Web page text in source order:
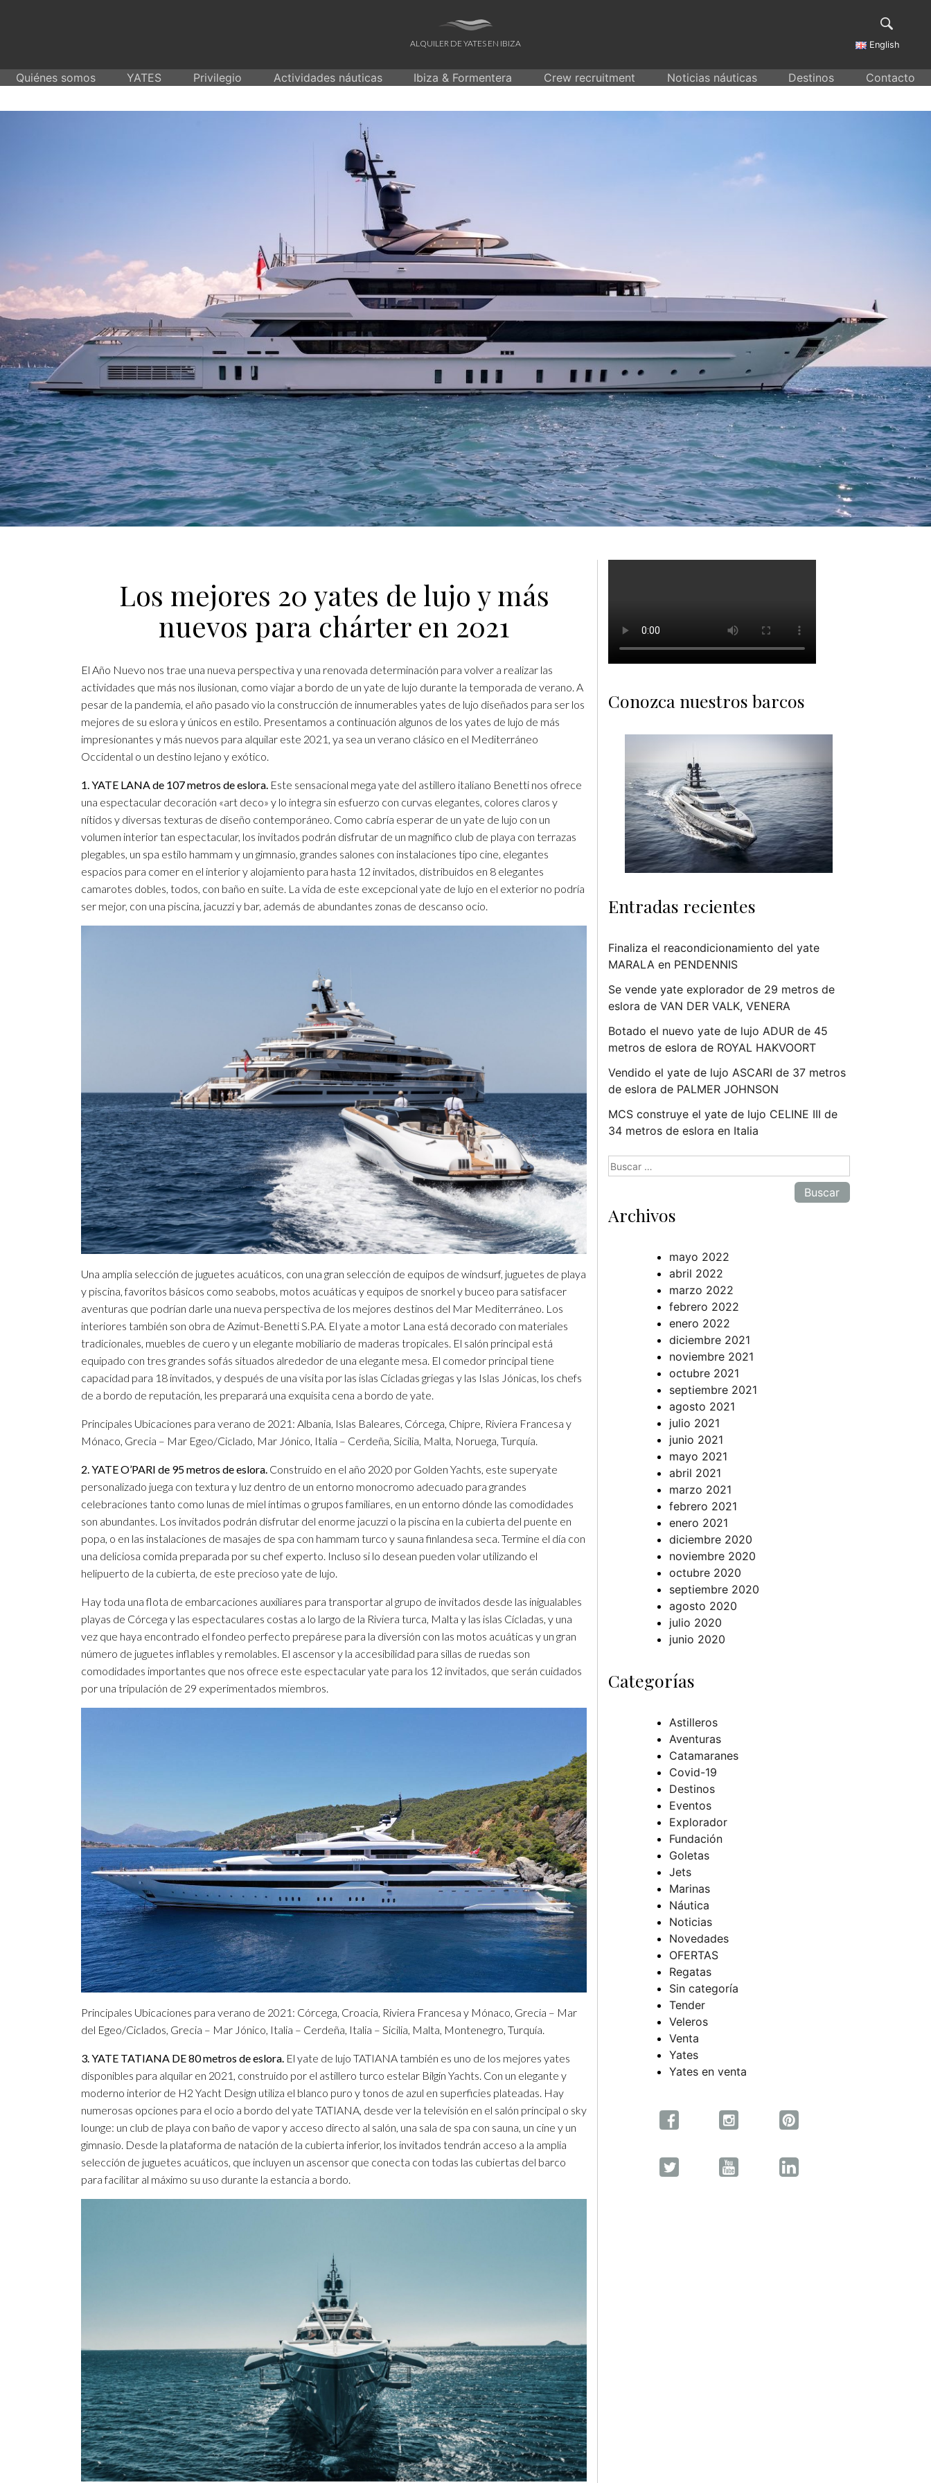
ALQUILER DE YATES EN IBIZA English
Quiénes somos YATES Privilegio Actividades náuticas Ibiza & Formentera Crew recruitment Noticias náuticas Destinos Contacto
Los mejores 20 yates de lujo y más
nuevos para chárter en 2021
El Año Nuevo nos trae una nueva perspectiva y una renovada determinación para volver a realizar las
actividades que más nos ilusionan, como viajar a bordo de un yate de lujo durante la temporada de verano. A
pesar de la pandemia, el año pasado vio la construcción de innumerables yates de lujo diseñados para ser los
mejores de su eslora y únicos en estilo. Presentamos a continuación algunos de los yates de lujo de más
impresionantes y más nuevos para alquilar este 2021, ya sea un verano clásico en el Mediterráneo
Occidental o un destino lejano y exótico.
1. YATE LANA de 107 metros de eslora. Este sensacional mega yate del astillero italiano Benetti nos ofrece
una espectacular decoración «art deco» y lo integra sin esfuerzo con curvas elegantes, colores claros y
nítidos y diversas texturas de diseño contemporáneo. Como cabría esperar de un yate de lujo con un
volumen interior tan espectacular, los invitados podrán disfrutar de un magnífico club de playa con terrazas
plegables, un spa estilo hammam y un gimnasio, grandes salones con instalaciones tipo cine, elegantes
espacios para comer en el interior y alojamiento para hasta 12 invitados, distribuidos en 8 elegantes
camarotes dobles, todos, con baño en suite. La vida de este excepcional yate de lujo en el exterior no podría
ser mejor, con una piscina, jacuzzi y bar, además de abundantes zonas de descanso ocio.
Una amplia selección de juguetes acuáticos, con una gran selección de equipos de windsurf, juguetes de playa
y piscina, favoritos básicos como seabobs, motos acuáticas y equipos de snorkel y buceo para satisfacer
aventuras que podrían darle una nueva perspectiva de los mejores destinos del Mar Mediterráneo. Los
interiores también son obra de Azimut-Benetti S.P.A. El yate a motor Lana está decorado con materiales
tradicionales, muebles de cuero y un elegante mobiliario de maderas tropicales. El salón principal está
equipado con tres grandes sofás situados alrededor de una elegante mesa. El comedor principal tiene
capacidad para 18 invitados, y después de una visita por las islas Cícladas griegas y las Islas Jónicas, los chefs
de a bordo de reputación, les preparará una exquisita cena a bordo de yate.
Principales Ubicaciones para verano de 2021: Albania, Islas Baleares, Córcega, Chipre, Riviera Francesa y
Mónaco, Grecia – Mar Egeo/Ciclado, Mar Jónico, Italia – Cerdeña, Sicilia, Malta, Noruega, Turquía.
2. YATE O’PARI de 95 metros de eslora. Construido en el año 2020 por Golden Yachts, este superyate
personalizado juega con textura y luz dentro de un entorno monocromo adecuado para grandes
celebraciones tanto como lunas de miel íntimas o grupos familiares, en un entorno dónde las comodidades
son abundantes. Los invitados podrán disfrutar del enorme jacuzzi o la piscina en la cubierta del puente en
popa, o en las instalaciones de masajes de spa con hammam turco y sauna finlandesa seca. Termine el día con
una deliciosa comida preparada por su chef experto. Incluso si lo desean pueden volar utilizando el
helipuerto de la cubierta, de este precioso yate de lujo.
Hay toda una flota de embarcaciones auxiliares para transportar al grupo de invitados desde las inigualables
playas de Córcega y las espectaculares costas a lo largo de la Riviera turca, Malta y las islas Cícladas, y una
vez que haya encontrado el fondeo perfecto prepárese para la diversión con las motos acuáticas y un gran
número de juguetes inflables y remolables. El ascensor y la accesibilidad para sillas de ruedas son
comodidades importantes que nos ofrece este espectacular yate para los 12 invitados, que serán cuidados
por una tripulación de 29 experimentados miembros.
Principales Ubicaciones para verano de 2021: Córcega, Croacia, Riviera Francesa y Mónaco, Grecia – Mar
del Egeo/Ciclados, Grecia – Mar Jónico, Italia – Cerdeña, Italia – Sicilia, Malta, Montenegro, Turquía.
3. YATE TATIANA DE 80 metros de eslora. El yate de lujo TATIANA también es uno de los mejores yates
disponibles para alquilar en 2021, construido por el astillero turco estelar Bilgin Yachts. Con un elegante y
moderno interior de H2 Yacht Design utiliza el blanco puro y tonos de azul en superficies plateadas. Hay
numerosas opciones para el ocio a bordo del yate TATIANA, desde ver la televisión en el salón principal o sky
lounge: un club de playa con baño de vapor y acceso directo al salón, una sala de spa con sauna, un cine y un
gimnasio. Desde la plataforma de natación de la cubierta inferior, los invitados tendrán acceso a la amplia
selección de juguetes acuáticos, que incluyen un ascensor que conecta con todas las cubiertas del barco
para facilitar al máximo su uso durante la estancia a bordo.
Conozca nuestros barcos
Entradas recientes
Finaliza el reacondicionamiento del yate
MARALA en PENDENNIS
Se vende yate explorador de 29 metros de
eslora de VAN DER VALK, VENERA
Botado el nuevo yate de lujo ADUR de 45
metros de eslora de ROYAL HAKVOORT
Vendido el yate de lujo ASCARI de 37 metros
de eslora de PALMER JOHNSON
MCS construye el yate de lujo CELINE III de
34 metros de eslora en Italia
Buscar:
Archivos
mayo 2022
abril 2022
marzo 2022
febrero 2022
enero 2022
diciembre 2021
noviembre 2021
octubre 2021
septiembre 2021
agosto 2021
julio 2021
junio 2021
mayo 2021
abril 2021
marzo 2021
febrero 2021
enero 2021
diciembre 2020
noviembre 2020
octubre 2020
septiembre 2020
agosto 2020
julio 2020
junio 2020
Categorías
Astilleros
Aventuras
Catamaranes
Covid-19
Destinos
Eventos
Explorador
Fundación
Goletas
Jets
Marinas
Náutica
Noticias
Novedades
OFERTAS
Regatas
Sin categoría
Tender
Veleros
Venta
Yates
Yates en venta